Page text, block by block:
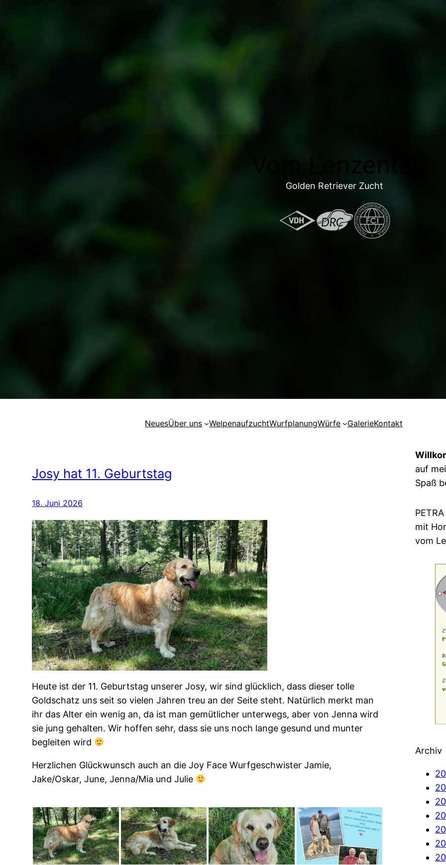
Vom Lenzental
Golden Retriever Zucht
NeuesÜber uns WelpenaufzuchtWurfplanungWürfe GalerieKontakt
Josy hat 11. Geburtstag
18. Juni 2026
Heute ist der 11. Geburtstag unserer Josy, wir sind glücklich, dass dieser tolle
Goldschatz uns seit so vielen Jahren treu an der Seite steht. Natürlich merkt man
ihr das Alter ein wenig an, da ist man gemütlicher unterwegs, aber von Jenna wird
sie jung gehalten. Wir hoffen sehr, dass sie uns noch lange gesund und munter
begleiten wird
Herzlichen Glückwunsch auch an die Joy Face Wurfgeschwister Jamie,
Jake/Oskar, June, Jenna/Mia und Julie
auf
Spaß
mit
vom
Archiv